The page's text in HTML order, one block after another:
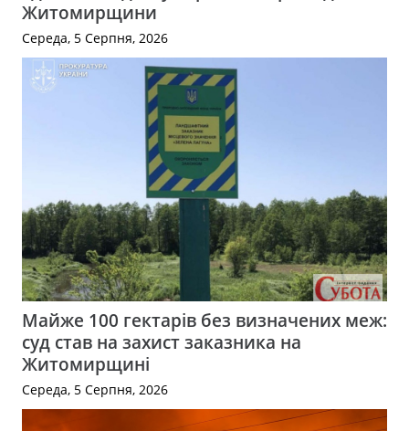
Житомирщини
Середа, 5 Серпня, 2026
Майже 100 гектарів без визначених меж:
суд став на захист заказника на
Житомирщині
Середа, 5 Серпня, 2026